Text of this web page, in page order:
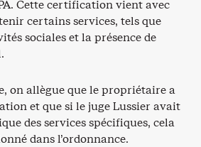
Cette certification vient avec
certains services, tels que
sociales et la présence de
on allègue que le propriétaire a
et que si le juge Lussier avait
des services spécifiques, cela
dans l’ordonnance.